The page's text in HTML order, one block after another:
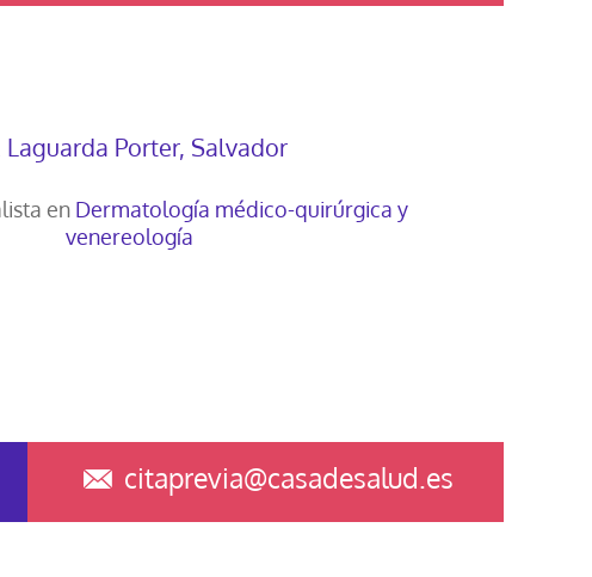
Laguarda Porter, Salvador
en Dermatología médico-quirúrgica y
venereología
citaprevia@casadesalud.es